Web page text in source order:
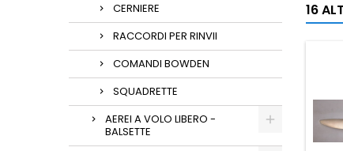
CERNIERE
RACCORDI PER RINVII
COMANDI BOWDEN
SQUADRETTE
AEREI A VOLO LIBERO -
BALSETTE
16